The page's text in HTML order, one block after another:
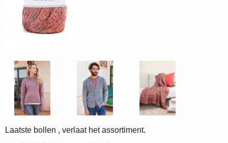
Laatste bollen , verlaat het assortiment.